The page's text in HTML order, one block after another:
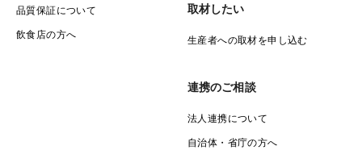
品質保証について
飲食店の方へ
取材したい
生産者への取材を申し込む
連携のご相談
法人連携について
自治体・省庁の方へ